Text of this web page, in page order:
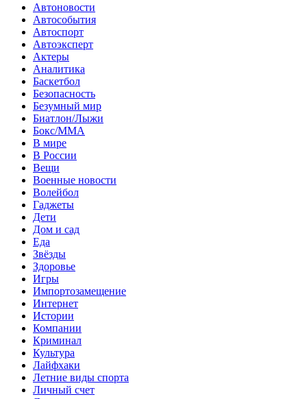
Автоновости
Автособытия
Автоспорт
Автоэксперт
Актеры
Аналитика
Баскетбол
Безопасность
Безумный мир
Биатлон/Лыжи
Бокс/MMA
В мире
В России
Вещи
Военные новости
Волейбол
Гаджеты
Дети
Дом и сад
Еда
Звёзды
Здоровье
Игры
Импортозамещение
Интернет
Истории
Компании
Криминал
Культура
Лайфхаки
Летние виды спорта
Личный счет